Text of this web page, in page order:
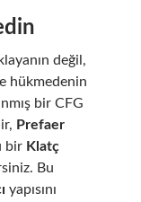
değil,
hükmedenin
bir CFG
Prefaer
bir Klatç
Bu
yapısını